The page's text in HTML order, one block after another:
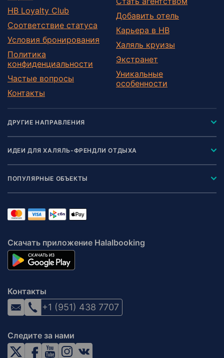
HB Loyalty Club
Соответствие статуса
Условия бронирования
Политика
конфиденциальности
Частые вопросы
Контакты
Добавить отель
Карьера в HB
Халяль круизы
Экстранет
Уникальные
особенности
ДРУГИЕ НАПРАВЛЕНИЯ
ИДЕИ ДЛЯ ХАЛЯЛЬ-ФРЕНДЛИ ОТДЫХА
ПОПУЛЯРНЫЕ ОБЪЕКТЫ
Скачать приложение Halalbooking
Контакты
+1 (951) 438 7707
Следите за нами